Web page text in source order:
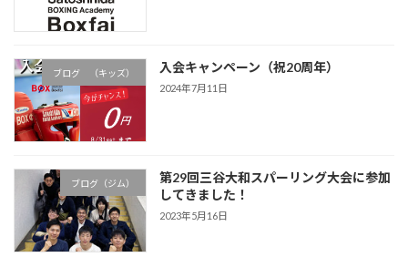
ブログ （キッズ） 入会キャンペーン（祝20周年）
2024年7月11日
ブログ（ジム）
第29回三谷大和スパーリング大会に参加
してきました！
2023年5月16日